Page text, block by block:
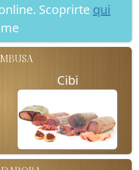
Scoprirte qui
Cibi